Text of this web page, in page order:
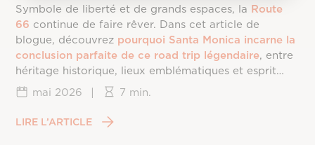
Symbole de liberté et de grands espaces, la Route
66 continue de faire rêver. Dans cet article de
blogue, découvrez pourquoi Santa Monica incarne la
conclusion parfaite de ce road trip légendaire, entre
héritage historique, lieux emblématiques et esprit
californien.
mai 2026 | 7 min.
LIRE L’ARTICLE